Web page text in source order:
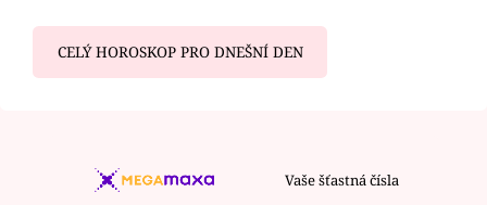
CELÝ HOROSKOP PRO DNEŠNÍ DEN
Vaše šťastná čísla